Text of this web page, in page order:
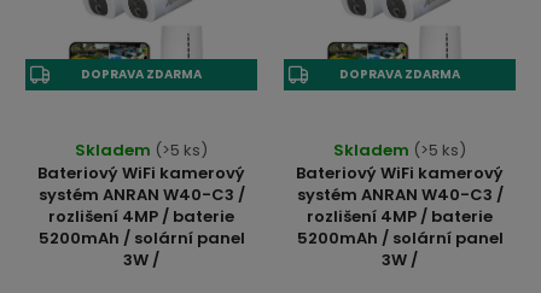
USB-
C
/
USB-
USB-
C
/
Lightning
DOPRAVA ZDARMA
Bateriový WiFi kamerový
systém ANRAN W40-C3 /
rozlišení 4MP / baterie
5200mAh / solární panel
3W /
Skladem (>5 ks)
DOPRAVA ZDARMA
Bateriový WiFi kamerový
systém ANRAN W40-C3 /
rozlišení 4MP / baterie
5200mAh / solární panel
3W /
Skladem (>5 ks)